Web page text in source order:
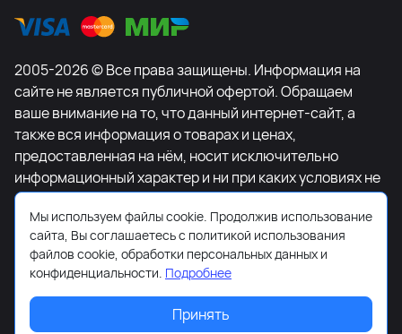
2005-2026 © Все права защищены. Информация на
сайте не является публичной офертой. Обращаем
ваше внимание на то, что данный интернет-сайт, а
также вся информация о товарах и ценах,
предоставленная на нём, носит исключительно
информационный характер и ни при каких условиях не
является публичной офертой, определяемой
положениями Статьи 437 Гражданского кодекса
Российской Федерации. Для получения подробной
информации о наличии и стоимости указанных
товаров и (или) услуг, пожалуйста, обращайтесь к
менеджеру сайта с помощью специальной формы
связи или по телефону +7-495-627-77-11.
Мы используем файлы cookie. Продолжив использование
сайта, Вы соглашаетесь с политикой использования
файлов cookie, обработки персональных данных и
конфиденциальности. Подробнее
Принять